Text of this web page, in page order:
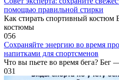
помощью правильной стирки
Как стирать спортивный костюм
костюмы
056
Сохраняйте энергию во время
напитками для спортсменов
Что вы пьете во время бега? Бег
031